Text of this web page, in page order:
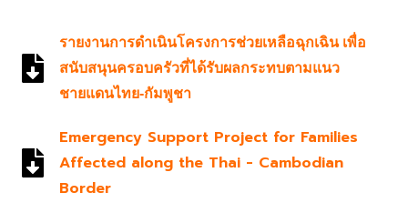
รายงานการดำเนินโครงการช่วยเหลือฉุกเฉิน เพื่อ
สนับสนุนครอบครัวที่ได้รับผลกระทบตามแนว
ชายแดนไทย-กัมพูชา
Emergency Support Project for Families
Affected along the Thai - Cambodian
Border